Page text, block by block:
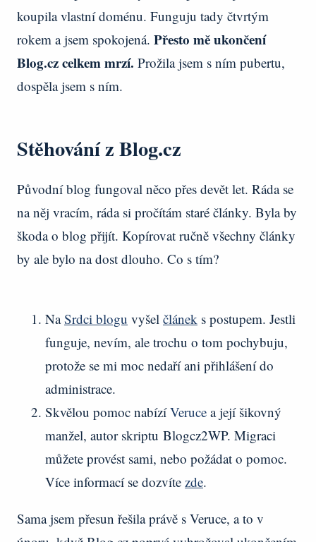
koupila vlastní doménu. Funguju tady čtvrtým
rokem a jsem spokojená. Přesto mě ukončení
Blog.cz celkem mrzí. Prožila jsem s ním pubertu,
dospěla jsem s ním.
Stěhování z Blog.cz
Původní blog fungoval něco přes devět let. Ráda se
na něj vracím, ráda si pročítám staré články. Byla by
škoda o blog přijít. Kopírovat ručně všechny články
by ale bylo na dost dlouho. Co s tím?
NaSrdci blogu vyšel článek s postupem. Jestli
funguje, nevím, ale trochu o tom pochybuju,
protože se mi moc nedaří ani přihlášení do
administrace.
Skvělou pomoc nabízíVeruce a její šikovný
manžel, autor skriptu Blogcz2WP. Migraci
můžete provést sami, nebo požádat o pomoc.
Více informací se dozvíte zde.
Sama jsem přesun řešila právě s Veruce, a to v